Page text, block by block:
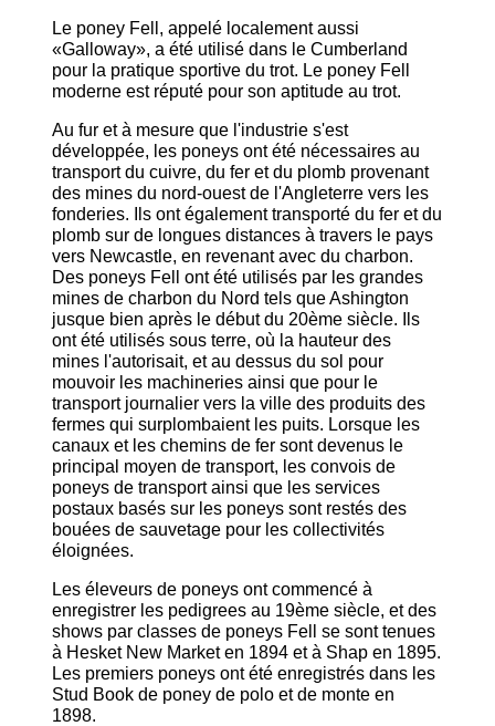
Le poney Fell, appelé localement aussi
«Galloway», a été utilisé dans le Cumberland
pour la pratique sportive du trot. Le poney Fell
moderne est réputé pour son aptitude au trot.
Au fur et à mesure que l'industrie s'est
développée, les poneys ont été nécessaires au
transport du cuivre, du fer et du plomb provenant
des mines du nord-ouest de l'Angleterre vers les
fonderies. Ils ont également transporté du fer et du
plomb sur de longues distances à travers le pays
vers Newcastle, en revenant avec du charbon.
Des poneys Fell ont été utilisés par les grandes
mines de charbon du Nord tels que Ashington
jusque bien après le début du 20ème siècle. Ils
ont été utilisés sous terre, où la hauteur des
mines l'autorisait, et au dessus du sol pour
mouvoir les machineries ainsi que pour le
transport journalier vers la ville des produits des
fermes qui surplombaient les puits. Lorsque les
canaux et les chemins de fer sont devenus le
principal moyen de transport, les convois de
poneys de transport ainsi que les services
postaux basés sur les poneys sont restés des
bouées de sauvetage pour les collectivités
éloignées.
Les éleveurs de poneys ont commencé à
enregistrer les pedigrees au 19ème siècle, et des
shows par classes de poneys Fell se sont tenues
à Hesket New Market en 1894 et à Shap en 1895.
Les premiers poneys ont été enregistrés dans les
Stud Book de poney de polo et de monte en
1898.